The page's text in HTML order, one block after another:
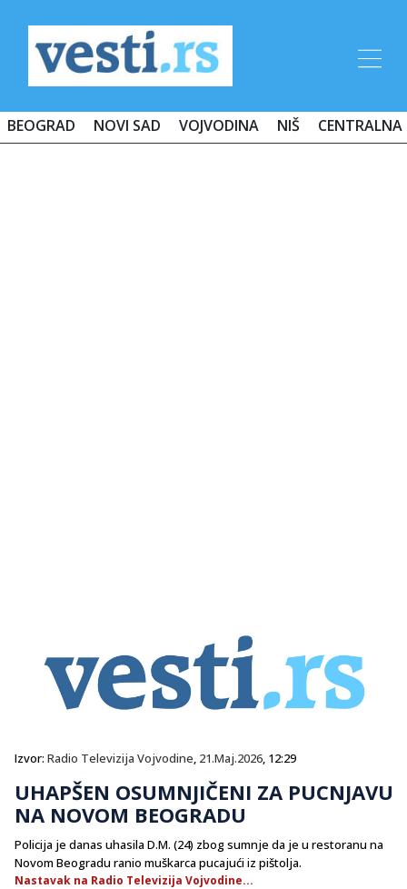
BEOGRAD NOVI SAD VOJVODINA NIŠ CENTRALNA
Izvor: Radio Televizija Vojvodine, 21.Maj.2026, 12:29
UHAPŠEN OSUMNJIČENI ZA PUCNJAVU
NA NOVOM BEOGRADU
Policija je danas uhasila D.M. (24) zbog sumnje da je u restoranu na
Novom Beogradu ranio muškarca pucajući iz pištolja.
Nastavak na Radio Televizija Vojvodine...